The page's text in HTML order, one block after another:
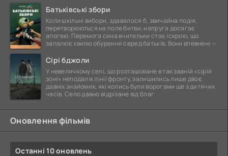
Батьківські збори
Коли шкільні вибори, здавалося б, звичайна подія,
перетворюються на поле битви, напруга досягає
апогею. Перемога сина вчительки стає іскрою, що
запалює хвилю обурення серед батьків. Вони впевнені —
Сірі бджоли
У невеличкому селі, що розташоване в так званій «сірій
зоні» неподалік лінії фронту, залишились лише двоє
давніх знайомих, які колись були ворогами ще з дитячих
часів. Село давно відрізане від благ
Оновлення фільмів
Останні 10 оновлень